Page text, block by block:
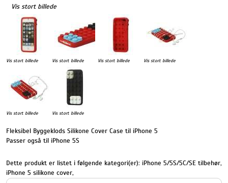
Vis stort billede
Vis stort billede Vis stort billede Vis stort billede Vis stort billede
Vis stort billede Vis stort billede
Fleksibel Byggeklods Silikone Cover Case til iPhone 5
Passer også til iPhone 5S
Dette produkt er listet i følgende kategori(er): iPhone 5/5S/5C/SE tilbehør,
iPhone 5 silikone cover,